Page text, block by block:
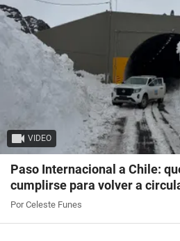
VIDEO
Paso Internacional a Chile:
cumplirse para volver a
Por Celeste Funes